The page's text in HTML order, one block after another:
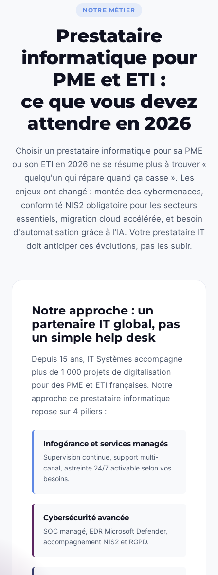
NOTRE MÉTIER
Prestataire
informatique pour
PME et ETI :
ce que vous devez
attendre en 2026
Choisir un prestataire informatique pour sa PME
ou son ETI en 2026 ne se résume plus à trouver «
quelqu'un qui répare quand ça casse ». Les
enjeux ont changé : montée des cybermenaces,
conformité NIS2 obligatoire pour les secteurs
essentiels, migration cloud accélérée, et besoin
d'automatisation grâce à l'IA. Votre prestataire IT
doit anticiper ces évolutions, pas les subir.
Notre approche : un
partenaire IT global, pas
un simple help desk
Depuis 15 ans, IT Systèmes accompagne
plus de 1 000 projets de digitalisation
pour des PME et ETI françaises. Notre
approche de prestataire informatique
repose sur 4 piliers :
Infogérance et services managés
Supervision continue, support multi-
canal, astreinte 24/7 activable selon vos
besoins.
Cybersécurité avancée
SOC managé, EDR Microsoft Defender,
accompagnement NIS2 et RGPD.